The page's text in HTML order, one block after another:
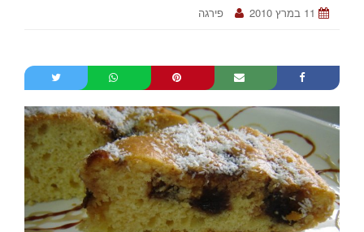
11 במרץ 2010 פירגה